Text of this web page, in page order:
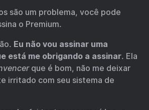
são um problema, você pode
o Premium.
Eu não vou assinar uma
está me obrigando a assinar. Ela
que é bom, não me deixar
irritado com seu sistema de